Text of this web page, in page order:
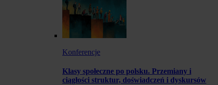
Konferencje
Klasy społeczne po polsku. Przemiany i
ciągłości struktur, doświadczeń i dyskursów